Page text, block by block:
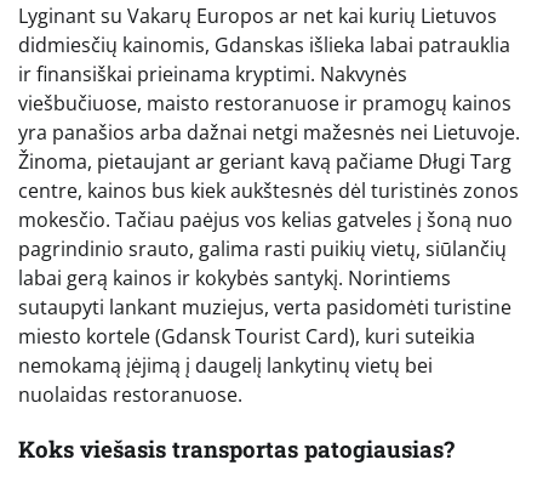
Lyginant su Vakarų Europos ar net kai kurių Lietuvos
didmiesčių kainomis, Gdanskas išlieka labai patrauklia
ir finansiškai prieinama kryptimi. Nakvynės
viešbučiuose, maisto restoranuose ir pramogų kainos
yra panašios arba dažnai netgi mažesnės nei Lietuvoje.
Žinoma, pietaujant ar geriant kavą pačiame Długi Targ
centre, kainos bus kiek aukštesnės dėl turistinės zonos
mokesčio. Tačiau paėjus vos kelias gatveles į šoną nuo
pagrindinio srauto, galima rasti puikių vietų, siūlančių
labai gerą kainos ir kokybės santykį. Norintiems
sutaupyti lankant muziejus, verta pasidomėti turistine
miesto kortele (Gdansk Tourist Card), kuri suteikia
nemokamą įėjimą į daugelį lankytinų vietų bei
nuolaidas restoranuose.
Koks viešasis transportas patogiausias?